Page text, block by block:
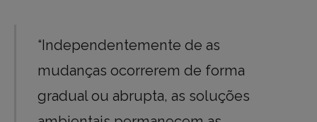
“Independentemente de as
mudanças ocorrerem de forma
gradual ou abrupta, as soluções